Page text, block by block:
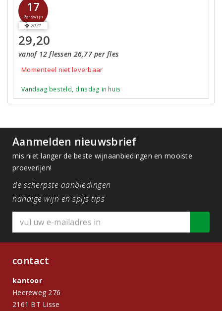
17
Perswijn
2021
29,20
vanaf 12 flessen 26,77 per fles
Momenteel niet leverbaar
Vandaag besteld, dinsdag in huis
Aanmelden nieuwsbrief
mis niet langer de beste wijnaanbiedingen en mooiste
proeverijen!
de scherpste aanbiedingen
handige wijn en spijs tips
contact
kantoor
Heereweg 276
2161 BT Lisse